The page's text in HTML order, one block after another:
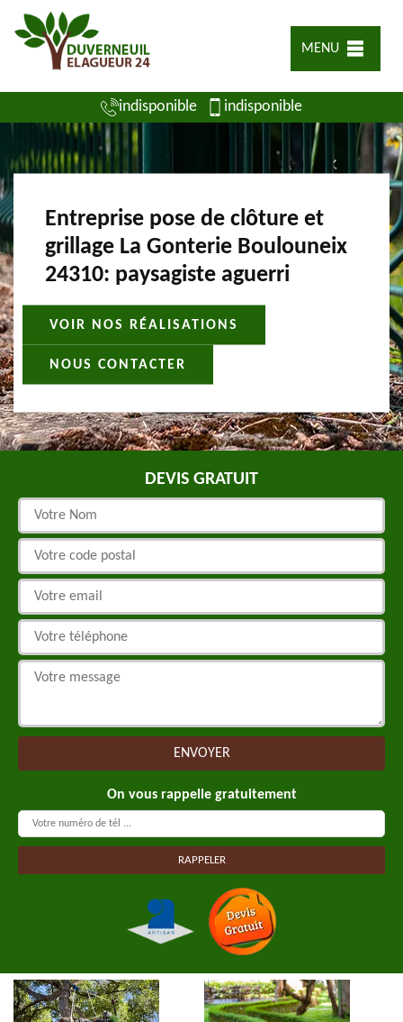
MENU
indisponible indisponible
Entreprise pose de clôture et
grillage La Gonterie Boulouneix
24310: paysagiste aguerri
VOIR NOS RÉALISATIONS
NOUS CONTACTER
DEVIS GRATUIT
On vous rappelle gratuitement